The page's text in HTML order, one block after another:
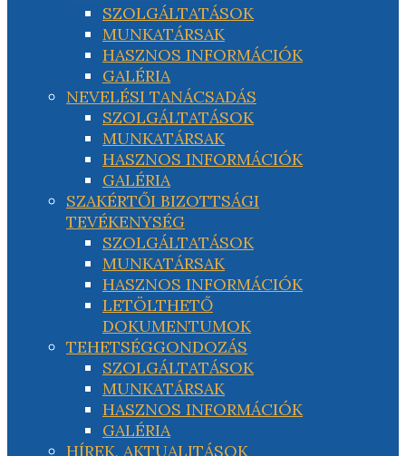
SZOLGÁLTATÁSOK
MUNKATÁRSAK
HASZNOS INFORMÁCIÓK
GALÉRIA
NEVELÉSI TANÁCSADÁS
SZOLGÁLTATÁSOK
MUNKATÁRSAK
HASZNOS INFORMÁCIÓK
GALÉRIA
SZAKÉRTŐI BIZOTTSÁGI
TEVÉKENYSÉG
SZOLGÁLTATÁSOK
MUNKATÁRSAK
HASZNOS INFORMÁCIÓK
LETÖLTHETŐ
DOKUMENTUMOK
TEHETSÉGGONDOZÁS
SZOLGÁLTATÁSOK
MUNKATÁRSAK
HASZNOS INFORMÁCIÓK
GALÉRIA
HÍREK, AKTUALITÁSOK